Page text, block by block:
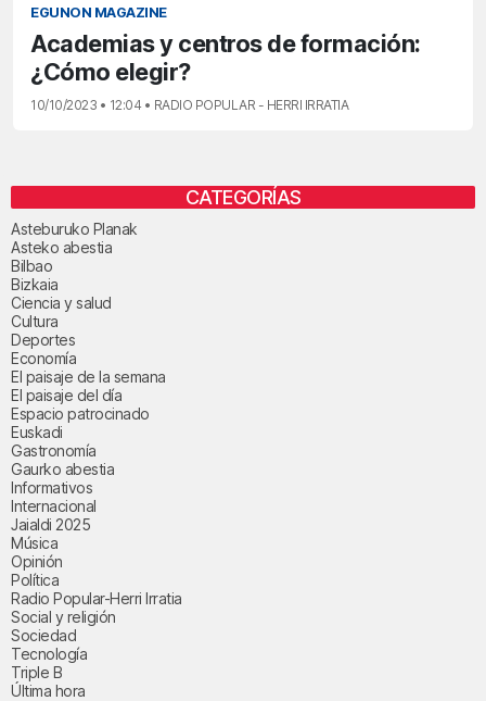
EGUNON MAGAZINE
Academias y centros de formación:
¿Cómo elegir?
10/10/2023 • 12:04 • RADIO POPULAR - HERRI IRRATIA
CATEGORÍAS
Asteburuko Planak
Asteko abestia
Bilbao
Bizkaia
Ciencia y salud
Cultura
Deportes
Economía
El paisaje de la semana
El paisaje del día
Espacio patrocinado
Euskadi
Gastronomía
Gaurko abestia
Informativos
Internacional
Jaialdi 2025
Música
Opinión
Política
Radio Popular-Herri Irratia
Social y religión
Sociedad
Tecnología
Triple B
Última hora